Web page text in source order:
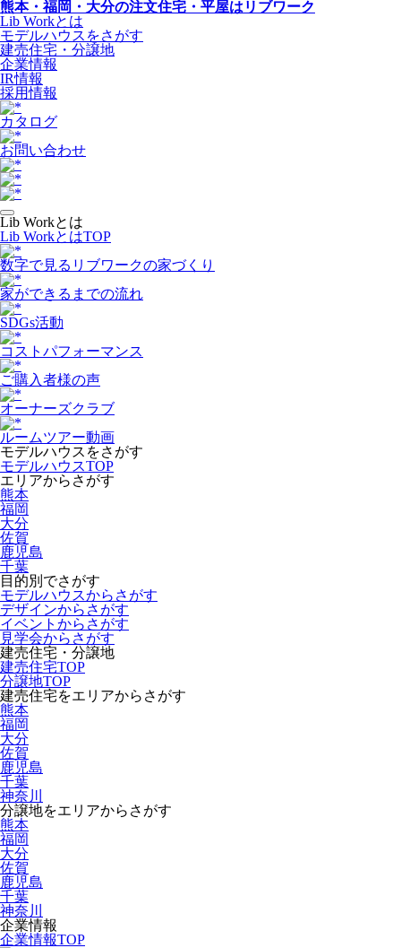
熊本・福岡・大分の注文住宅・平屋はリブワーク
Lib Workとは
モデルハウスをさがす
建売住宅・分譲地
企業情報
IR情報
採用情報
カタログ
お問い合わせ
Lib Workとは
Lib WorkとはTOP
数字で⾒るリブワークの家づくり
家ができるまでの流れ
SDGs活動
コストパフォーマンス
ご購入者様の声
オーナーズクラブ
ルームツアー動画
モデルハウスをさがす
モデルハウスTOP
エリアからさがす
熊本
福岡
大分
佐賀
鹿児島
千葉
目的別でさがす
モデルハウスからさがす
デザインからさがす
イベントからさがす
見学会からさがす
建売住宅・分譲地
建売住宅TOP
分譲地TOP
建売住宅をエリアからさがす
熊本
福岡
大分
佐賀
鹿児島
千葉
神奈川
分譲地をエリアからさがす
熊本
福岡
大分
佐賀
鹿児島
千葉
神奈川
企業情報
企業情報TOP